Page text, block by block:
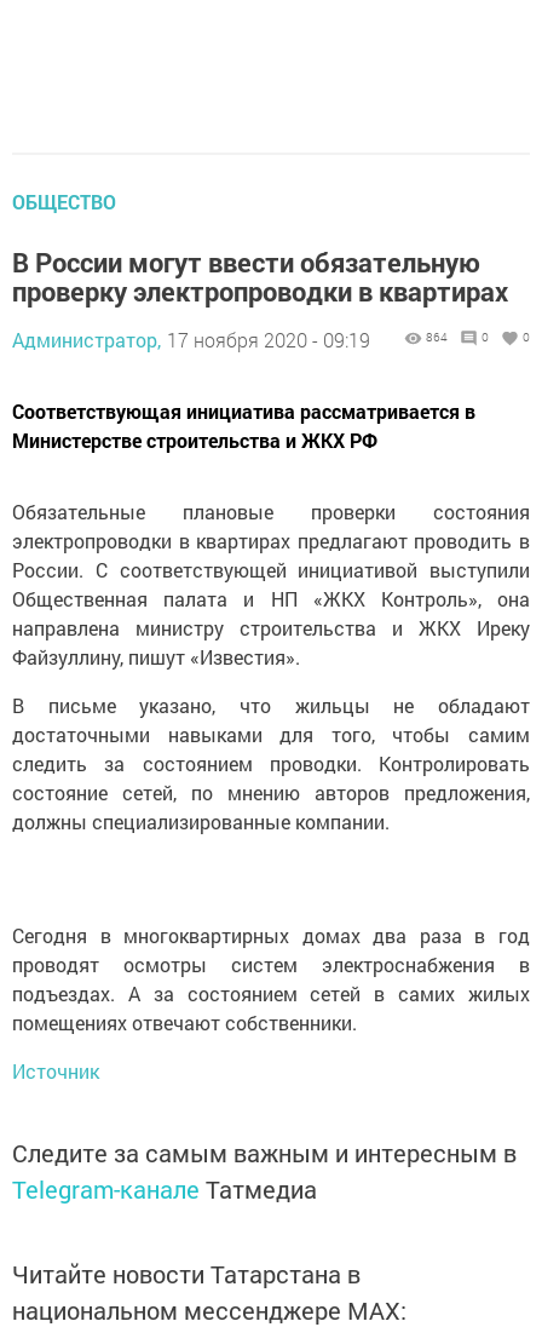
ОБЩЕСТВО
В России могут ввести обязательную
проверку электропроводки в квартирах
Администратор, 17 ноября 2020 - 09:19 864 0 0
Соответствующая инициатива рассматривается в
Министерстве строительства и ЖКХ РФ
Обязательные плановые проверки состояния
электропроводки в квартирах предлагают проводить в
России. С соответствующей инициативой выступили
Общественная палата и НП «ЖКХ Контроль», она
направлена министру строительства и ЖКХ Иреку
Файзуллину, пишут «Известия».
В письме указано, что жильцы не обладают
достаточными навыками для того, чтобы самим
следить за состоянием проводки. Контролировать
состояние сетей, по мнению авторов предложения,
должны специализированные компании.
Сегодня в многоквартирных домах два раза в год
проводят осмотры систем электроснабжения в
подъездах. А за состоянием сетей в самих жилых
помещениях отвечают собственники.
Источник
Следите за самым важным и интересным в
Telegram-канале Татмедиа
Читайте новости Татарстана в
национальном мессенджере MАХ: